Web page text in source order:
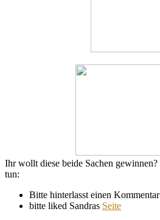
Ihr wollt diese beide Sachen
tun:
Bitte hinterlasst einen
bitte liked Sandras Seite